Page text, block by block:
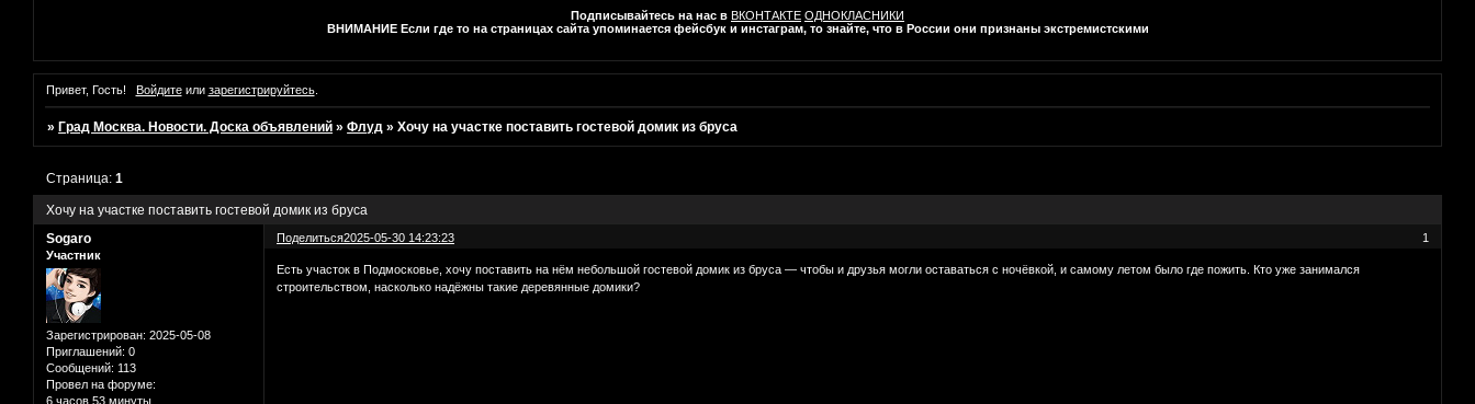
Подписывайтесь на нас в ВКОНТАКТЕ ОДНОКЛАСНИКИ
ВНИМАНИЕ Если где то на страницах сайта упоминается фейсбук и инстаграм, то знайте, что в России они признаны экстремистскими
Привет, Гость! Войдитеили зарегистрируйтесь.
» Град Москва. Новости. Доска объявлений »Флуд »Хочу на участке поставить гостевой домик из бруса
Хочу на участке поставить гостевой домик из бруса
Страница:1
Поделиться 1
2025-05-30 14:23:23
Sogaro
Участник
Зарегистрирован: 2025-05-08
Приглашений: 0
Сообщений: 113
Провел на форуме:
6 часов 53 минуты
Есть участок в Подмосковье, хочу поставить на нём небольшой гостевой домик из бруса — чтобы и друзья могли оставаться с ночёвкой, и самому летом было где пожить. Кто уже занимался
строительством, насколько надёжны такие деревянные домики?